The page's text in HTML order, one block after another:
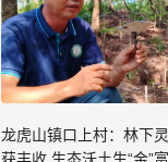
龙虎山镇口上村：林下